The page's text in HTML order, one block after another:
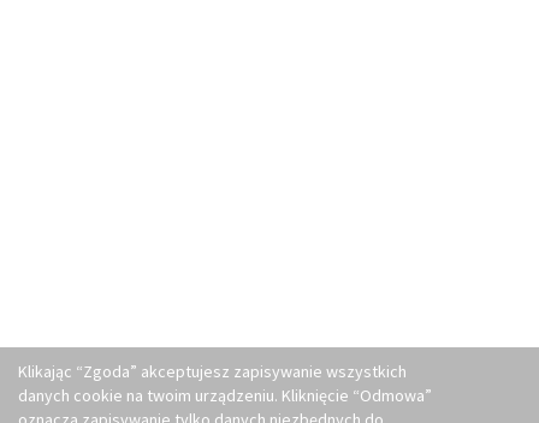
Klikając “Zgoda” akceptujesz zapisywanie wszystkich
danych cookie na twoim urządzeniu. Kliknięcie “Odmowa”